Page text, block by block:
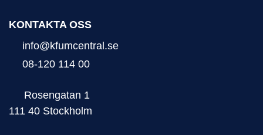
KONTAKTA OSS
info@kfumcentral.se
08-120 114 00
Rosengatan 1
111 40 Stockholm